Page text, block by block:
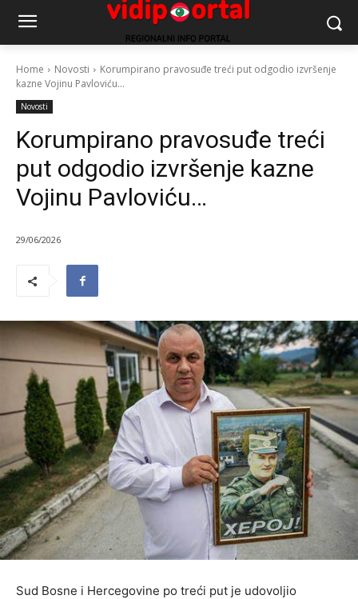
Home Novosti
Korumpirano pravosuđe treći put odgodio izvršenje
kazne Vojinu Pavloviću...
Novosti
Korumpirano pravosuđe treći
put odgodio izvršenje kazne
Vojinu Pavloviću…
29/06/2026
Sud Bosne i Hercegovine po treći put je udovoljio